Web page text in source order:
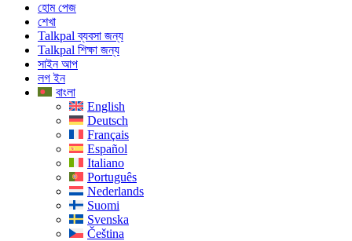
হোম পেজ
শেখা
Talkpal ব্যবসা জন্য
Talkpal শিক্ষা জন্য
সাইন আপ
লগ ইন
বাংলা
English
Deutsch
Français
Español
Italiano
Português
Nederlands
Suomi
Svenska
Čeština